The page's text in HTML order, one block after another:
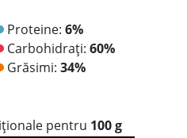
Proteine: 6%
Carbohidrați: 60%
Grăsimi: 34%
pentru 100 g